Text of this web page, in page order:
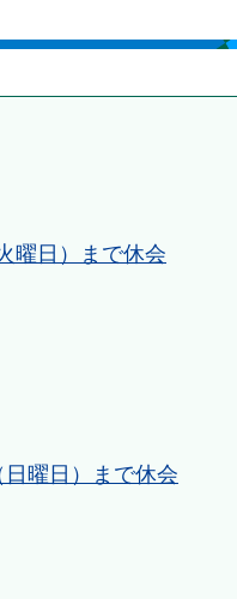
曜日）まで休会
曜日）まで休会